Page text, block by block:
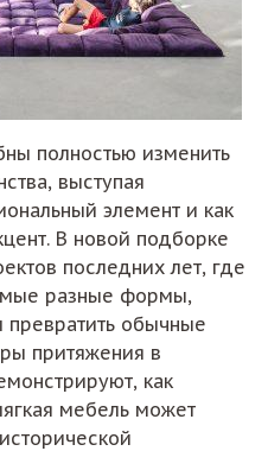
полностью изменить
выступая
элемент и как
В новой подборке
последних лет, где
разные формы,
превратить обычные
притяжения в
как
мебель может